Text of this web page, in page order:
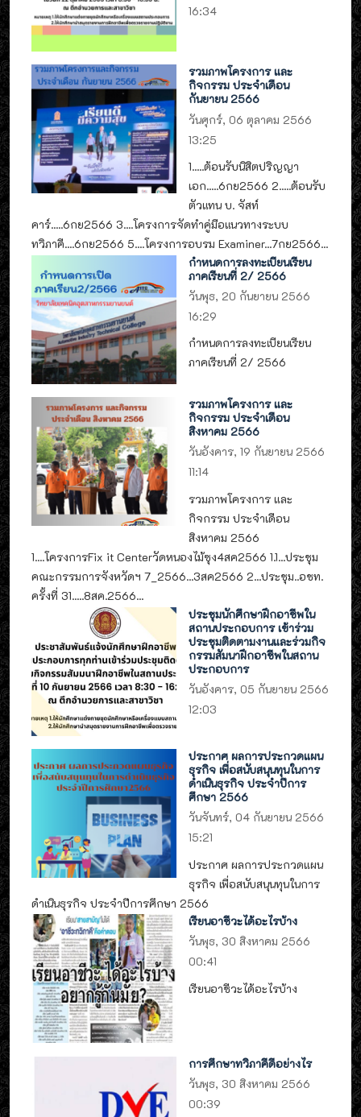
16:34
รวมภาพโครงการ และ
กิจกรรม ประจำเดือน
กันยายน 2566
วันศุกร์, 06 ตุลาคม 2566
13:25
1.....ต้อนรับนิสิตปริญญา
เอก.....6กย2566 2.....ต้อนรับ
ตัวแทน บ. จัสท์
คาร์.....6กย2566 3....โครงการจัดทำคู่มือแนวทางระบบ
ทวิภาคี....6กย2566 5....โครงการอบรม Examiner...7กย2566...
กำหนดการลงทะเบียนเรียน
ภาคเรียนที่ 2/ 2566
วันพุธ, 20 กันยายน 2566
16:29
กำหนดการลงทะเบียนเรียน
ภาคเรียนที่ 2/ 2566
รวมภาพโครงการ และ
กิจกรรม ประจำเดือน
สิงหาคม 2566
วันอังคาร, 19 กันยายน 2566
11:14
รวมภาพโครงการ และ
กิจกรรม ประจำเดือน
สิงหาคม 2566
1....โครงการFix it Centerวัดหนองไม้ซุง4สค2566 1.1...ประชุม
คณะกรรมการจังหวัดฯ 7_2566...3สค2566 2...ประชุม..อชท.
ครั้งที่ 31.....8สค.2566...
ประชุมนักศึกษาฝึกอาชีพใน
สถานประกอบการ เข้าร่วม
ประชุมติดตามงานและร่วมกิจ
กรรมสัมนาฝึกอาชีพในสถาน
ประกอบการ
วันอังคาร, 05 กันยายน 2566
12:03
ประกาศ ผลการประกวดแผน
ธุรกิจ เพื่อสนับสนุนทุนในการ
ดำเนินธุรกิจ ประจำปีการ
ศึกษา 2566
วันจันทร์, 04 กันยายน 2566
15:21
ประกาศ ผลการประกวดแผน
ธุรกิจ เพื่อสนับสนุนทุนในการ
ดำเนินธุรกิจ ประจำปีการศึกษา 2566
เรียนอาชีวะได้อะไรบ้าง
วันพุธ, 30 สิงหาคม 2566
00:41
เรียนอาชีวะได้อะไรบ้าง
การศึกษาทวิภาคีดีอย่างไร
วันพุธ, 30 สิงหาคม 2566
00:39